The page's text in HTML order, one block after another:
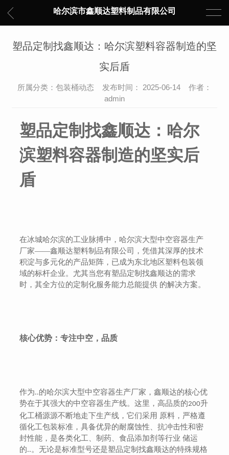
哈尔滨市鑫顺达塑料制品有限公司
塑品定制找鑫顺达：哈尔滨塑料容器制造的坚
实后盾
所属分类：包装桶动态 发布时间： 2025-06-14 作者：
admin
塑品定制找鑫顺达：哈尔
滨塑料容器制造的坚实后
盾
在冰城哈尔滨的工业脉搏中，哈尔滨大型中空容器生产
厂家——鑫顺达塑料制品有限公司，凭借其深厚的技术
积淀与多元化的产品矩阵，已成为东北地区塑料包装领
域的标杆企业。尤其当您有塑品定制找鑫顺达的需求
时，其全方位的定制化服务能力总能提供 的解决方案。
核心优势：专注中空，品质
作为..的哈尔滨大型中空容器生产厂家，鑫顺达的核心优
势在于其强大的中空容器生产线。这里，高品质的200升
化工桶源源不断地走下生产线，它们采用 原料，严格遵
循化工包装标准，具备优异的耐腐蚀性、抗冲击性和密
封性能，是各类化工、制药、食品添加剂等行业 储运
的..。无论是标准型号还是塑品定制找鑫顺达的特殊规格